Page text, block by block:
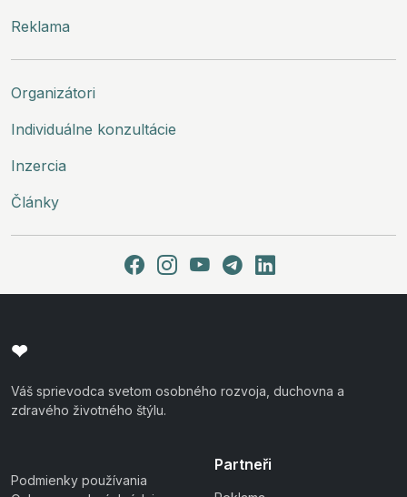
Reklama
Organizátori
Individuálne konzultácie
Inzercia
Články
❤
Váš sprievodca svetom osobného rozvoja, duchovna a
zdravého životného štýlu.
Podmienky používania
Partneři